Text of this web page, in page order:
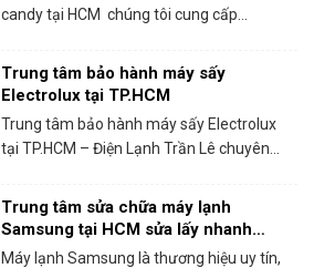
candy tại HCM chúng tôi cung cấp...
Trung tâm bảo hành máy sấy
Electrolux tại TP.HCM
Trung tâm bảo hành máy sấy Electrolux
tại TP.HCM – Điện Lạnh Trần Lê chuyên...
Trung tâm sửa chữa máy lạnh
Samsung tại HCM sửa lấy nhanh
trong ngày
Máy lạnh Samsung là thương hiệu uy tín,